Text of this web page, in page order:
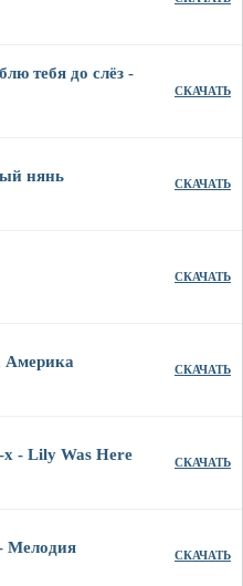
тебя до слёз -
СКАЧАТЬ
нянь СКАЧАТЬ
СКАЧАТЬ
Америка СКАЧАТЬ
х - Lily Was Here СКАЧАТЬ
Мелодия СКАЧАТЬ